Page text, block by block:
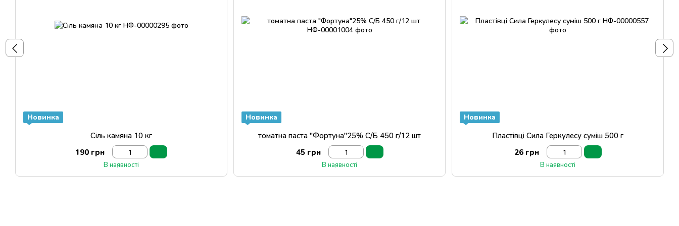
Новинка
Сіль камяна 10 кг
190 грн
В наявності
Новинка
томатна паста "Фортуна"25% С/Б 450 г/12 шт
45 грн
В наявності
Новинка
Пластівці Сила Геркулесу суміш 500 г
26 грн
В наявності